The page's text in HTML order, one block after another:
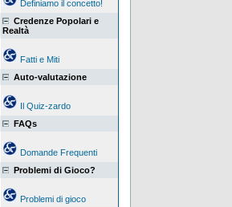
Definiamo il concetto!
Credenze Popolari e
Realtà
Fatti e Miti
Auto-valutazione
Il Quiz-zardo
FAQs
Domande Frequenti
Problemi di Gioco?
Problemi di gioco